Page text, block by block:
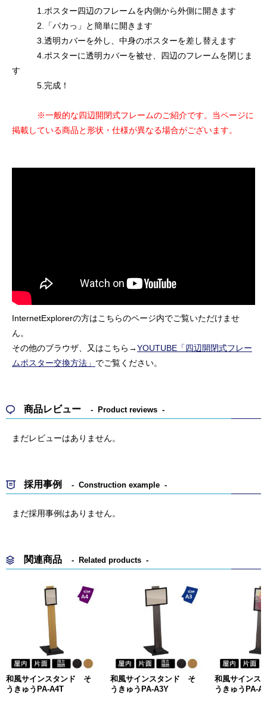
1.ポスター四辺のフレームを内側から外側に開きます
2.「パカっ」と簡単に開きます
3.透明カバーを外し、中身のポスターを差し替えます
4.ポスターに透明カバーを被せ、四辺のフレームを閉じま
す
5.完成！
※一般的な四辺開閉式フレームのご紹介です。当ページに
掲載している商品と形状・仕様が異なる場合がございます。
InternetExplorerの方はこちらのページ内でご覧いただけませ
ん。
その他のブラウザ、又はこちら→YOUTUBE「四辺開閉式フレー
ムポスター交換方法」 でご覧ください。
商品レビュー Product reviews
まだレビューはありません。
採用事例 Construction example
まだ採用事例はありません。
関連商品 Related products
和風サインスタンド そ
うきゅうPA-A4T
和風サインスタンド そ
うきゅうPA-A3Y
和風サインス
うきゅうPA-